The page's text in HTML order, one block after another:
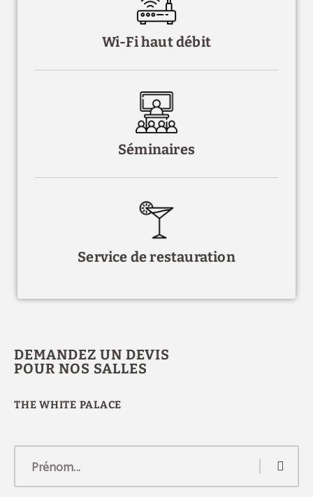
Wi-Fi haut débit
Séminaires
Service de restauration
DEMANDEZ UN DEVIS
POUR NOS SALLES
Prénom...